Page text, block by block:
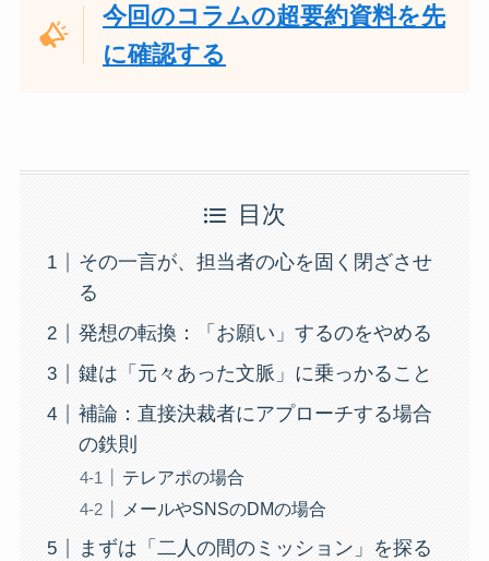
今回のコラムの超要約資料を先
に確認する
目次
その一言が、担当者の心を固く閉ざさせ
る
発想の転換：「お願い」するのをやめる
鍵は「元々あった文脈」に乗っかること
補論：直接決裁者にアプローチする場合
の鉄則
テレアポの場合
メールやSNSのDMの場合
まずは「二人の間のミッション」を探る